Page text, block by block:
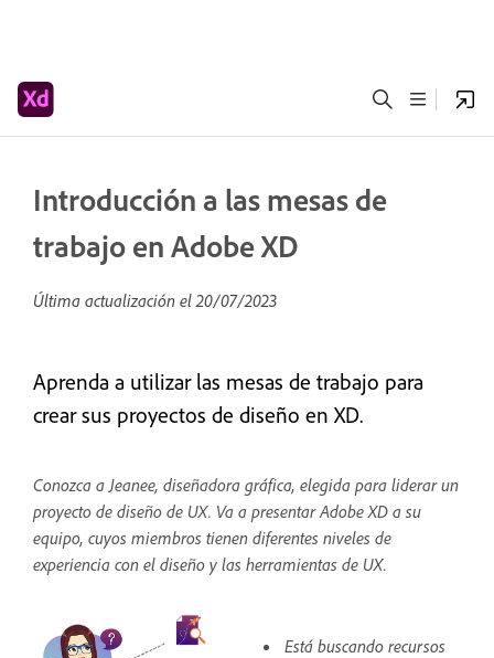
Introducción a las mesas de
trabajo en Adobe XD
Última actualización el20/07/2023
Aprenda a utilizar las mesas de trabajo para
crear sus proyectos de diseño en XD.
Conozca a Jeanee, diseñadora gráfica, elegida para liderar un
proyecto de diseño de UX. Va a presentar Adobe XD a su
equipo, cuyos miembros tienen diferentes niveles de
experiencia con el diseño y las herramientas de UX.
Está buscando recursos